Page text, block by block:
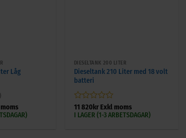
Låg
DIESELTANK 200 LITER
Dieseltank 210 Liter med 18 volt
batteri
Betygsatt
0
11 820 krExkl moms
I LAGER (1-3 ARBETSDAGAR)